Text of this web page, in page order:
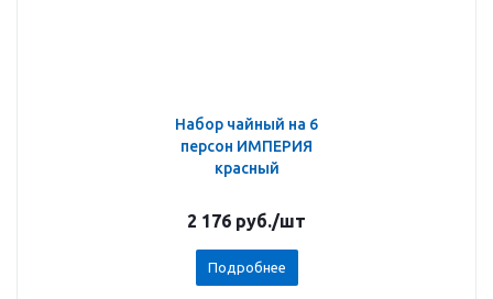
Набор чайный на 6
персон ИМПЕРИЯ
красный
2 176 руб./шт
Подробнее